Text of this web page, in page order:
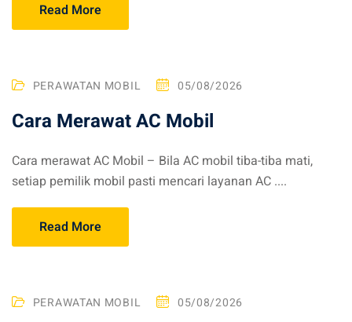
Read More
PERAWATAN MOBIL 05/08/2026
Cara Merawat AC Mobil
Cara merawat AC Mobil – Bila AC mobil tiba-tiba mati,
setiap pemilik mobil pasti mencari layanan AC ....
Read More
PERAWATAN MOBIL 05/08/2026